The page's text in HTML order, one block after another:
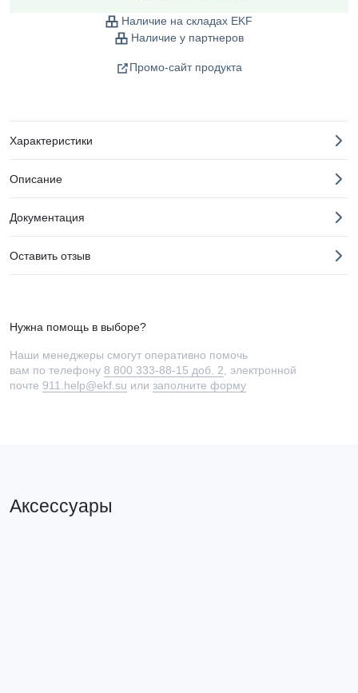
Наличие на складах EKF
Наличие у партнеров
Промо-сайт продукта
Характеристики
Описание
Документация
Оставить отзыв
Нужна помощь в выборе?
Наши менеджеры смогут оперативно помочь
вам по телефону 8 800 333-88-15 доб. 2 , электронной
почте 911.help@ekf.su или заполните форму
Аксессуары